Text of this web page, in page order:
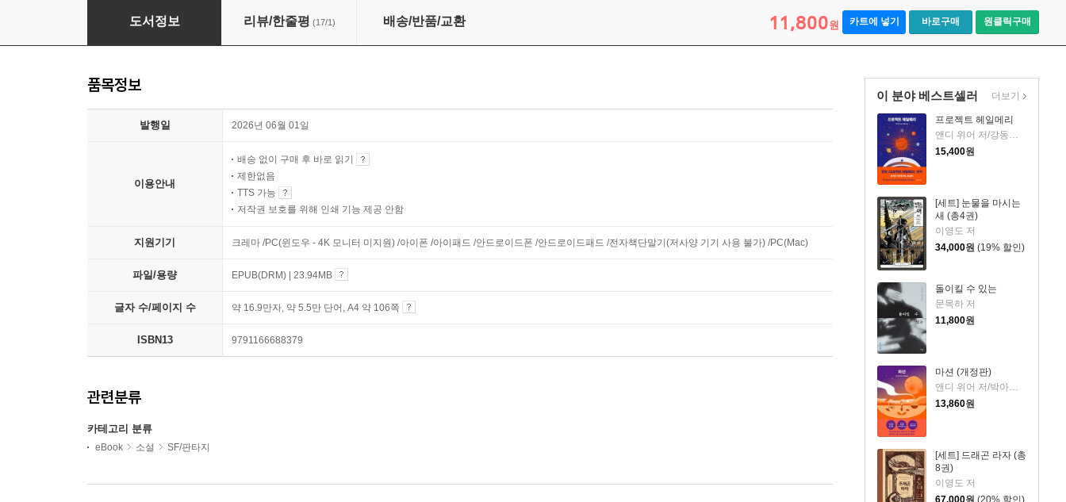
다정한 지옥
도서정보 리뷰/한줄평 (17/1) 배송/반품/교환 11,800원 카트에 넣기 바로구매 원클릭구매
이 분야 베스트셀러
프로젝트 헤일메리
앤디 위어 저/강동혁 역
15,400원
[세트] 눈물을 마시는
새 (총4권)
이영도 저
34,000원 (19% 할인)
돌이킬 수 있는
문목하 저
11,800원
마션 (개정판)
앤디 위어 저/박아람 역
13,860원
[세트] 드래곤 라자 (총
8권)
이영도 저
67,000원 (20% 할인)
더보기
품목정보
발행일 2026년 06월 01일
이용안내
배송 없이 구매 후 바로 읽기
제한없음
TTS 가능
저작권 보호를 위해 인쇄 기능 제공 안함
지원기기 크레마 /PC(윈도우 - 4K 모니터 미지원) /아이폰 /아이패드 /안드로이드폰 /안드로이드패드 /전자책단말기(저사양 기기 사용 불가) /PC(Mac)
파일/용량 EPUB(DRM) | 23.94MB
글자 수/페이지 수 약 16.9만자, 약 5.5만 단어, A4 약 106쪽
ISBN13 9791166688379
관련분류
카테고리 분류
eBook 소설 SF/판타지